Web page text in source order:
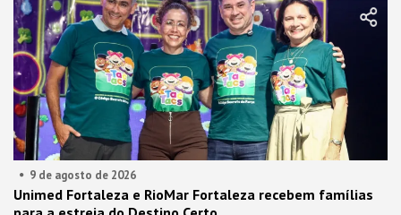
9 de agosto de 2026
Unimed Fortaleza e RioMar Fortaleza recebem famílias